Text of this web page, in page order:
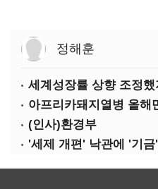
정해훈
(인사)환경부
'세제 개편' 낙관에 '기금